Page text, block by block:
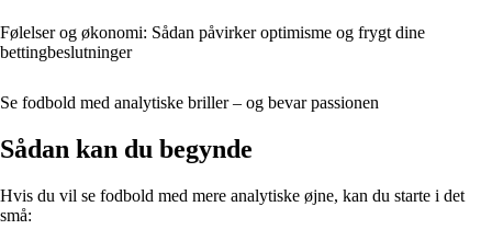
Følelser og økonomi: Sådan påvirker optimisme og frygt dine
bettingbeslutninger
Se fodbold med analytiske briller – og bevar passionen
Sådan kan du begynde
Hvis du vil se fodbold med mere analytiske øjne, kan du starte i det
små: